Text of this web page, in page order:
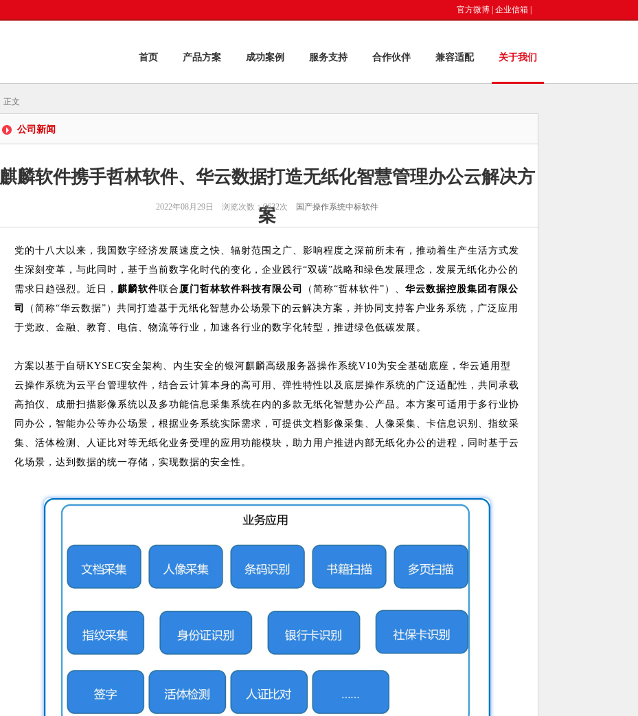
官方微博 企业信箱
首页 产品方案 成功案例 服务支持 合作伙伴 兼容适配 关于我们
正文
公司新闻
麒麟软件携手哲林软件、华云数据打造无纸化智慧管理办公云解决方
案
2022年08月29日 浏览次数：9632次 国产操作系统中标软件
党的十八大以来，我国数字经济发展速度之快、辐射范围之广、影响程度之深前所未有，推动着生产生活方式发
生深刻变革，与此同时，基于当前数字化时代的变化，企业践行“双碳”战略和绿色发展理念，发展无纸化办公的
需求日趋强烈。近日， 麒麟软件联合 厦门哲林软件科技有限公司 （简称“哲林软件”）、 华云数据控股集团有限公
司
（简称“华云数据”）共同打造基于无纸化智慧办公场景下的云解决方案，并协同支持客户业务系统，广泛应用
于党政、金融、教育、电信、物流等行业，加速各行业的数字化转型，推进绿色低碳发展。
方案以基于自研KYSEC安全架构、内生安全的银河麒麟高级服务器操作系统V10为安全基础底座，华云通用型
云操作系统为云平台管理软件，结合云计算本身的高可用、弹性特性以及底层操作系统的广泛适配性，共同承载
高拍仪、成册扫描影像系统以及多功能信息采集系统在内的多款无纸化智慧办公产品。本方案可适用于多行业协
同办公，智能办公等办公场景，根据业务系统实际需求，可提供文档影像采集、人像采集、卡信息识别、指纹采
集、活体检测、人证比对等无纸化业务受理的应用功能模块，助力用户推进内部无纸化办公的进程，同时基于云
化场景，达到数据的统一存储，实现数据的安全性。